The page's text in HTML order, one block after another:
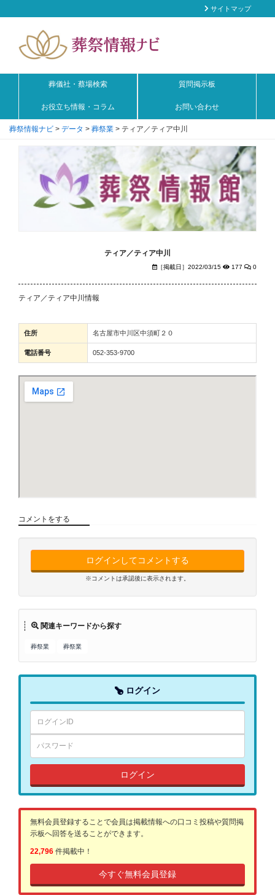
サイトマップ
葬儀社・蔡場検索 質問掲示板
お役立ち情報・コラム お問い合わせ
葬祭情報ナビ > データ > 葬祭業 > ティア／ティア中川
ティア／ティア中川
［掲載日］2022/03/15 177 0
ティア／ティア中川情報
住所 名古屋市中川区中須町２０
電話番号 052-353-9700
コメントをする
ログインしてコメントする
※コメントは承認後に表示されます。
関連キーワードから探す
葬祭業 葬祭業
ログイン
ログイン
無料会員登録することで会員は掲載情報への口コミ投稿や質問掲
示板へ回答を送ることができます。
22,796 件掲載中！
今すぐ無料会員登録